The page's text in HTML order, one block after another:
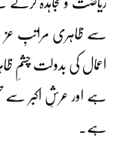
سے ظاہری مراتبِ عز
اعمال کی بدولت چشمِ
ہے اور عرشِ اکبر
ہے۔